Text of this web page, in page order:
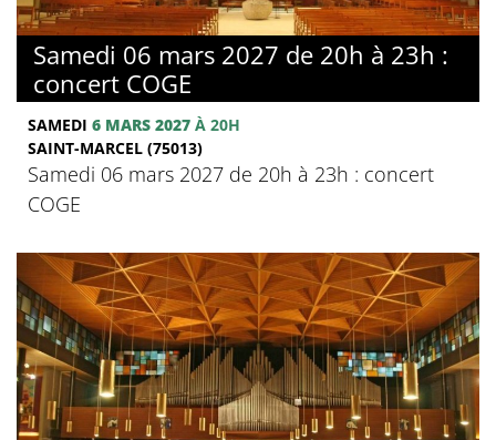
Samedi 06 mars 2027 de 20h à 23h :
concert COGE
SAMEDI 6 MARS 2027 À 20H
SAINT-MARCEL (75013)
Samedi 06 mars 2027 de 20h à 23h : concert
COGE